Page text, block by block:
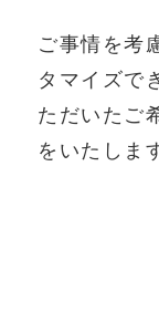
ご事情を考
タマイズで
ただいたご
をいたしま